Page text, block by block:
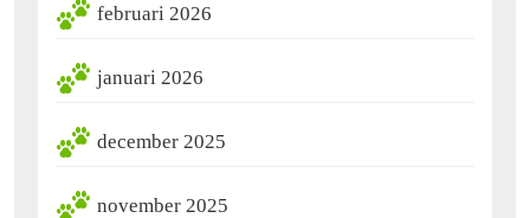
februari 2026
januari 2026
december 2025
november 2025